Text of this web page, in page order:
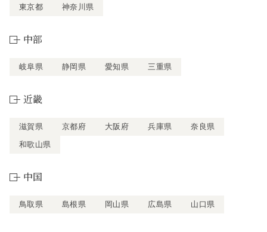
東京都
神奈川県
中部
岐阜県 静岡県 愛知県 三重県
近畿
滋賀県 京都府 大阪府 兵庫県
奈良県
和歌山県
中国
鳥取県 島根県 岡山県 広島県 山口県